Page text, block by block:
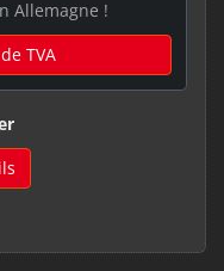
Allemagne !
TVA